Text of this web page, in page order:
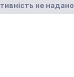
не надано